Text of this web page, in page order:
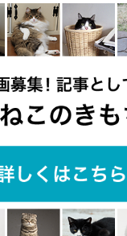
震を経験しました。
日分程度しかないタ
を与えることができま
水もあげられませんで
良いとは聞きませんが
水と停電しました。人
のすごく心配でした
。ただ、何もかも電気